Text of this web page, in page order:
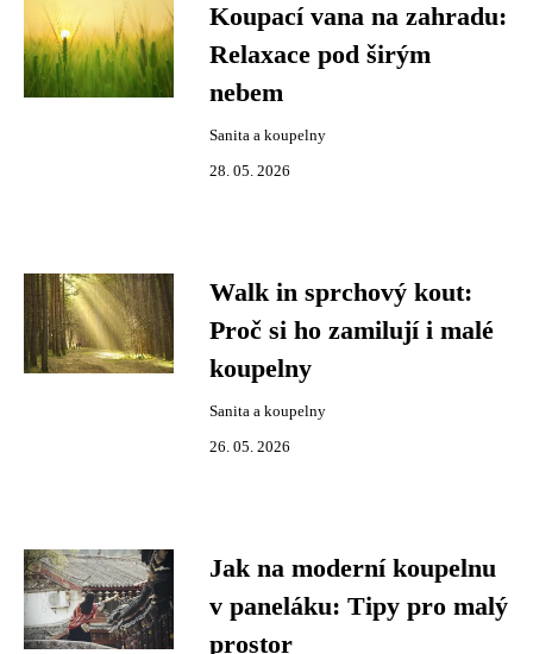
Koupací vana na zahradu:
Relaxace pod širým
nebem
Sanita a koupelny
28. 05. 2026
Walk in sprchový kout:
Proč si ho zamilují i malé
koupelny
Sanita a koupelny
26. 05. 2026
Jak na moderní koupelnu
v paneláku: Tipy pro malý
prostor